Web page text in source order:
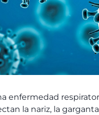
enfermedad
la nariz, la